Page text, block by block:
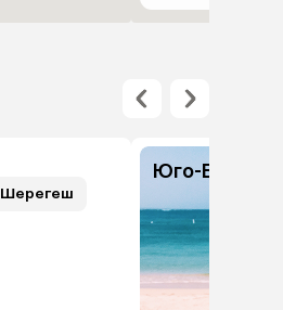
Шерегеш
Юго-